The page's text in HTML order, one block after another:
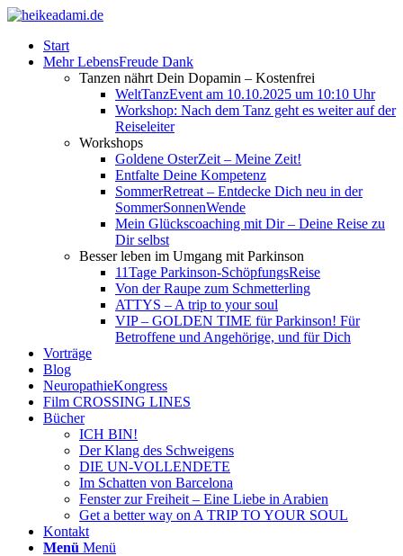
Start
Mehr LebensFreude Dank
Tanzen nährt Dein Dopamin – Kostenfrei
WeltTanzEvent am 10.10.2025 um 10:10 Uhr
Workshop: Nach dem Tanz geht es weiter auf der
Reiseleiter
Workshops
Goldene OsterZeit – Meine Zeit!
Entfalte Deine Kompetenz
SommerRetreat – Entdecke Dich neu in der
SommerSonnenWende
Mein Glückscoaching mit Dir – Deine Reise zu
Dir selbst
Besser leben im Umgang mit Parkinson
11Tage Parkinson-SchöpfungsReise
Von der Raupe zum Schmetterling
ATTYS – A trip to your soul
VIP – GOLDEN TIME für Parkinson! Für
Betroffene und Angehörige, und für Dich
Vorträge
Blog
NeuropathieKongress
Film CROSSING LINES
Bücher
ICH BIN!
Der Klang des Schweigens
DIE UN-VOLLENDETE
Im Schatten von Barcelona
Fenster zur Freiheit – Eine Liebe in Arabien
Get a better way on A TRIP TO YOUR SOUL
Kontakt
Menü Menü